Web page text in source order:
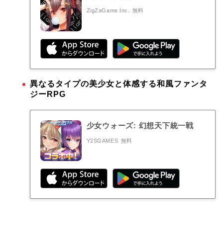
ZigZaGame Inc. 無料
異なるタイプの美少女と体感する和風ファンタ
ジーRPG
少女ウォーズ: 幻想天下統一戦
Y2SGAMES 無料